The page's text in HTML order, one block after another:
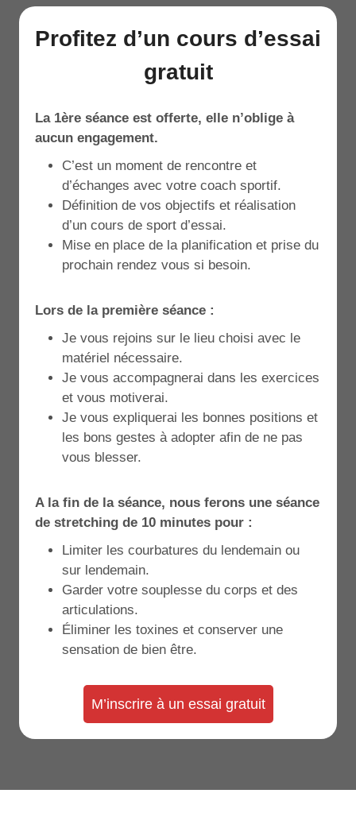
Profitez d’un cours d’essai
gratuit
La 1ère séance est offerte, elle n’oblige à
aucun engagement.
C’est un moment de rencontre et
d’échanges avec votre coach sportif.
Définition de vos objectifs et réalisation
d’un cours de sport d’essai.
Mise en place de la planification et prise du
prochain rendez vous si besoin.
Lors de la première séance :
Je vous rejoins sur le lieu choisi avec le
matériel nécessaire.
Je vous accompagnerai dans les exercices
et vous motiverai.
Je vous expliquerai les bonnes positions et
les bons gestes à adopter afin de ne pas
vous blesser.
A la fin de la séance, nous ferons une séance
de stretching de 10 minutes pour :
Limiter les courbatures du lendemain ou
sur lendemain.
Garder votre souplesse du corps et des
articulations.
Éliminer les toxines et conserver une
sensation de bien être.
M’inscrire à un essai gratuit